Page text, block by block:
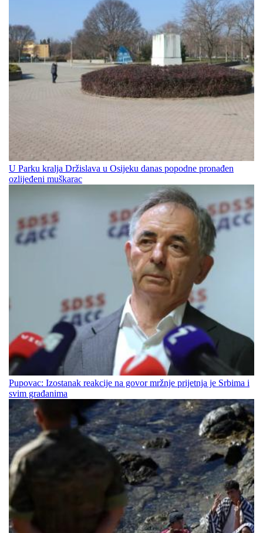
U Parku kralja Držislava u Osijeku danas popodne pronađen
ozlijeđeni muškarac
Pupovac: Izostanak reakcije na govor mržnje prijetnja je Srbima i
svim građanima